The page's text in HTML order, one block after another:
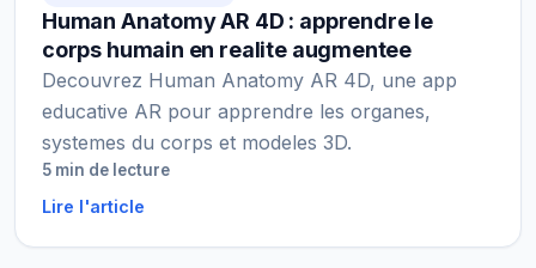
Human Anatomy AR 4D : apprendre le
corps humain en realite augmentee
Decouvrez Human Anatomy AR 4D, une app
educative AR pour apprendre les organes,
systemes du corps et modeles 3D.
5 min de lecture
Lire l'article